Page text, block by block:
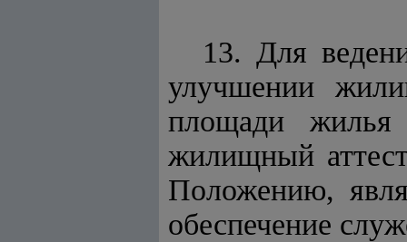
13. Для
улучшении
площади
жилищный
Положению,
обеспечение